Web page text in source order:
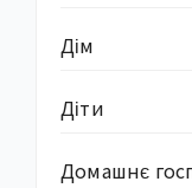
Дім
Діти
Домашнє